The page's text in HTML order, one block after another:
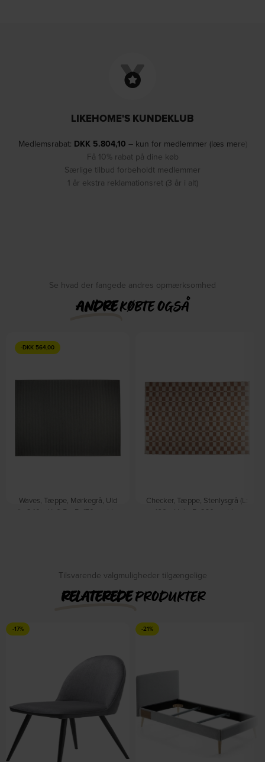
LIKEHOME'S KUNDEKLUB
Medlemsrabat: DKK5.804,10 – kun for medlemmer (læs mere)
Få 10% rabat på dine køb
Særlige tilbud forbeholdt medlemmer
1 år ekstra reklamationsret (3 år i alt)
Se hvad der fangede andres opmærksomhed
ANDREKØBTE OGSÅ
-DKK 564,00
Waves, Tæppe, Mørkegrå, Uld
(L: 240 x H: 0,5 x B: 170 cm.) by
Checker, Tæppe, Stenlysgrå (L:
160 x H: 1 x B: 230 cm.) by
Tilsvarende valgmuligheder tilgængelige
RELATEREDEPRODUKTER
-17% -21%